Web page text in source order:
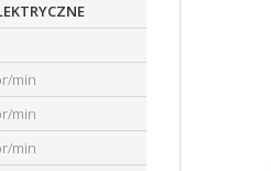
min
min
min